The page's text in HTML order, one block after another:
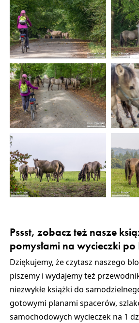
Pssst, zobacz też nasze
pomysłami na wycieczki po
Dziękujemy, że czytasz naszego
piszemy i wydajemy też
niezwykłe książki do
gotowymi planami spacerów,
samochodowych wycieczek na 1